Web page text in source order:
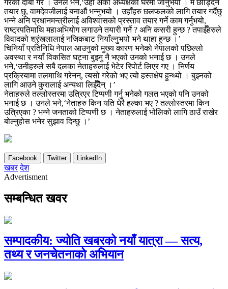
गरेको दाबी गरे । उनले भने,‘उहाँ अर्को अध्यक्षको घरमा जानुभयो । म छोड्दिन
तयार छु, वामदेवजीलाई बनाऔं भन्नुभयो । उहाँहरु छलफलको लागि तयार गर्दैछु
भन्ने अनि प्रधानमन्त्रीलाई अविश्वासको प्रस्ताव तयार गर्ने काम गर्नुभयो,
राष्ट्रपतिमाथि महाअभियोग लगाउने तयारी गर्ने ? अनि कसरी हुन्छ ? तपाईँहरुले
विवादको श्रृंखलालाई नजिकबाट नियाँल्नुभयो भने थाहा हुन्छ ।’
चिनियाँ प्रतिनिधि नेपाल आउनुको मुख्य कारण भनेको नेपालको पछिल्लो
अवस्था र नयाँ विकसित घट्ना बुझ्नु नै भएको उनको भनाई छ । उनले
भने,‘उनीहरुले सबै दलका नेताहरुलाई भेटेर रिपोर्ट लिएर गए । निर्णय
प्रक्रियामा तलमाथि गरेनन्, त्यसो गरेको भए त्यो हस्तक्षेप हुन्थ्यो । बुझ्नको
लागि आउने कुरालाई अन्यथा लिईँदैन् ।’
नेताहरुले तल्लोस्तरमा उत्रिएर टिप्पणी गर्नु भनेको गलत भएको पनि उनको
भनाई छ । उनले भने,‘नेताहरु किन यति धेरै हल्का भए ? तल्लोस्तरमा किन
उत्रिएका ? भन्ने जनताको टिप्पणी छ । नेताहरुलाई भोलिको लागि ठाउँ राखेर
बोल्नुहोस भनेर सुझाव दिन्छु ।’
Facebook Twitter LinkedIn
खबर देश
Advertisment
सम्बन्धित खवर
सम्पादकीय: ज्योति खबरको नयाँ यात्रा — सत्य,
तथ्य र जनचेतनाको अभियान